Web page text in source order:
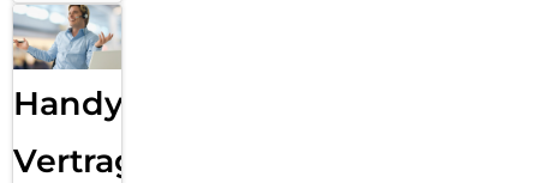
Handy
Vertragsabwicklung